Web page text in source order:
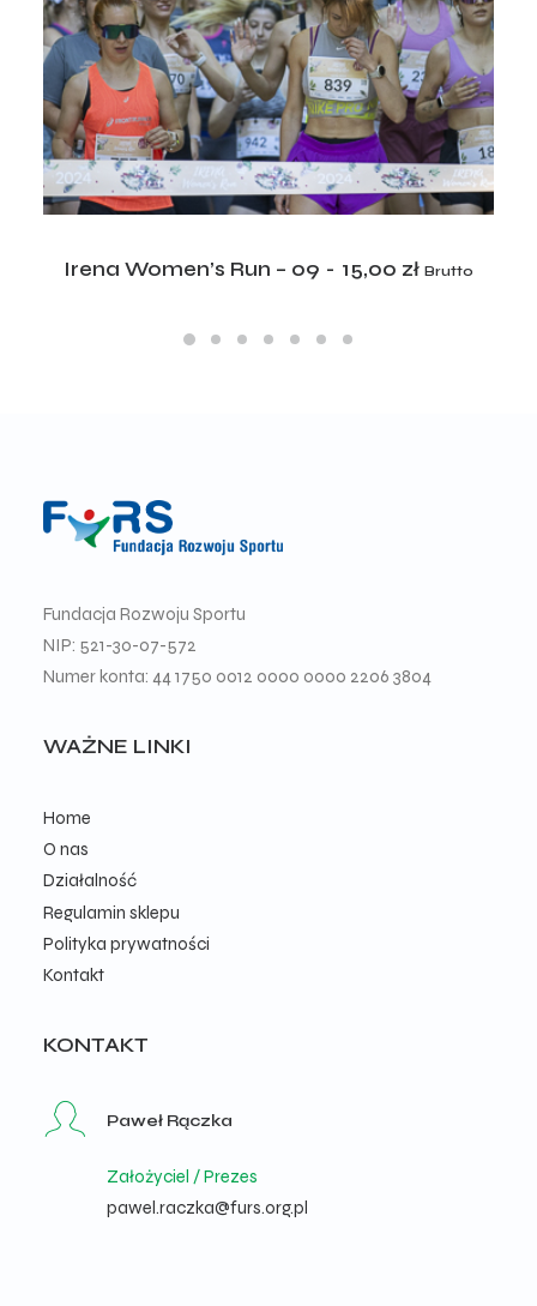
ADD TO CART
Irena Women’s Run – 09 15,00 zł Brutto
Fundacja Rozwoju Sportu
NIP: 521-30-07-572
Numer konta: 44 1750 0012 0000 0000 2206 3804
WAŻNE LINKI
Home
O nas
Działalność
Regulamin sklepu
Polityka prywatności
Kontakt
KONTAKT
Paweł Rączka
Założyciel / Prezes
pawel.raczka@furs.org.pl